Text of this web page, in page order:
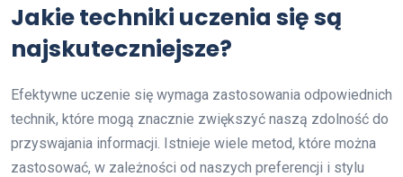
Jakie techniki uczenia się są
najskuteczniejsze?
Efektywne uczenie się wymaga zastosowania odpowiednich
technik, które mogą znacznie zwiększyć naszą zdolność do
przyswajania informacji. Istnieje wiele metod, które można
zastosować, w zależności od naszych preferencji i stylu